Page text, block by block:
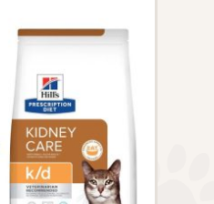
on
the
product
page